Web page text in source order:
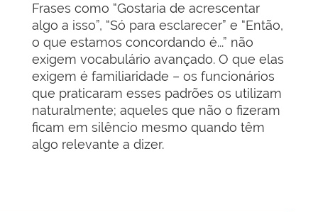
Frases como “Gostaria de acrescentar
algo a isso”, “Só para esclarecer” e “Então,
o que estamos concordando é...” não
exigem vocabulário avançado. O que elas
exigem é familiaridade – os funcionários
que praticaram esses padrões os utilizam
naturalmente; aqueles que não o fizeram
ficam em silêncio mesmo quando têm
algo relevante a dizer.